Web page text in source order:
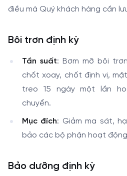
điều mà Quý khách hàng cần
Bôi trơn định kỳ
Tần suất: Bơm mỡ bôi
chốt xoay, chốt định vị,
treo 15 ngày một lần
chuyển.
Mục đích: Giảm ma sát,
bảo các bộ phận hoạt
Bảo dưỡng định kỳ